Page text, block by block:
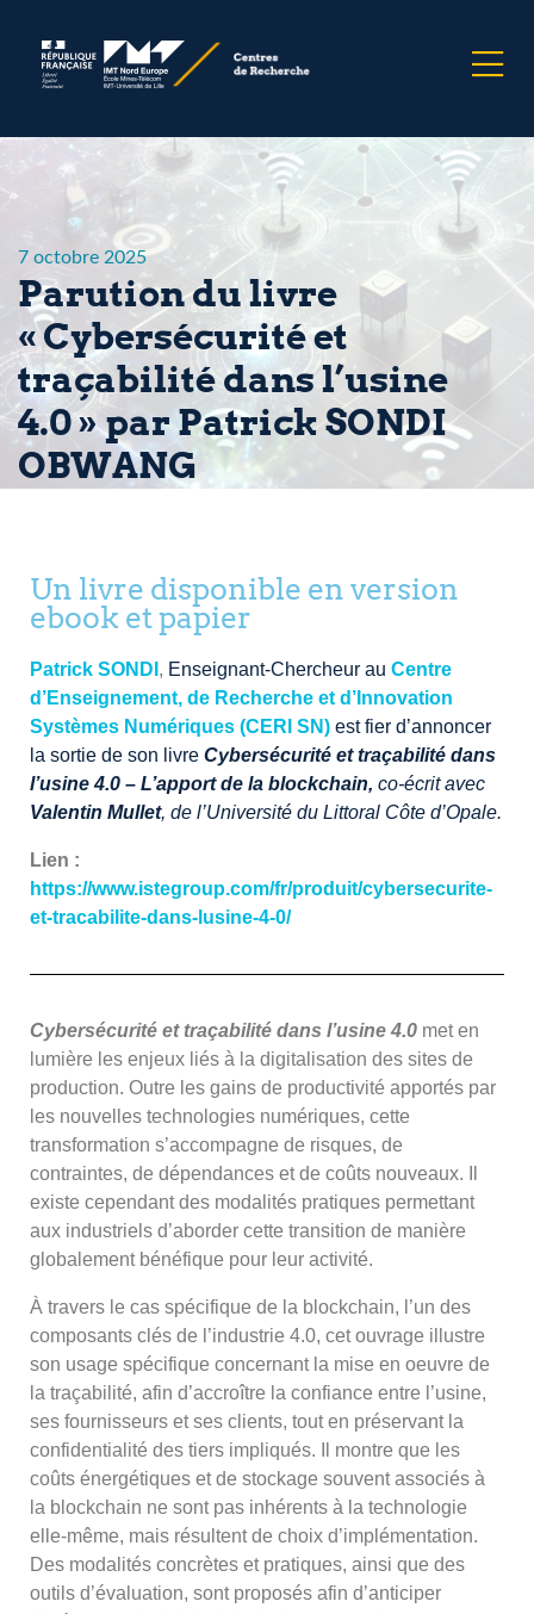
7 octobre 2025
Parution du livre
« Cybersécurité et
traçabilité dans l’usine
4.0 » par Patrick SONDI
OBWANG
Un livre disponible en version
ebook et papier
Patrick SONDI , Enseignant-Chercheur au Centre
d’Enseignement, de Recherche et d’Innovation
Systèmes Numériques (CERI SN) est fier d’annoncer
la sortie de son livre Cybersécurité ettraçabilité dans
l’usine 4.0 – L’apport de la blockchain, co-écrit avec
Valentin Mullet, de l’Université du Littoral Côte d’Opale.
Lien :
https://www.istegroup.com/fr/produit/cybersecurite-
et-tracabilite-dans-lusine-4-0/
Cybersécurité et traçabilité dans l’usine 4.0 met en
lumière les enjeux liés à la digitalisation des sites de
production. Outre les gains de productivité apportés par
les nouvelles technologies numériques, cette
transformation s’accompagne de risques, de
contraintes, de dépendances et de coûts nouveaux. Il
existe cependant des modalités pratiques permettant
aux industriels d’aborder cette transition de manière
globalement bénéfique pour leur activité.
À travers le cas spécifique de la blockchain, l’un des
composants clés de l’industrie 4.0, cet ouvrage illustre
son usage spécifique concernant la mise en oeuvre de
la traçabilité, afin d’accroître la confiance entre l’usine,
ses fournisseurs et ses clients, tout en préservant la
confidentialité des tiers impliqués. Il montre que les
coûts énergétiques et de stockage souvent associés à
la blockchain ne sont pas inhérents à la technologie
elle-même, mais résultent de choix d’implémentation.
Des modalités concrètes et pratiques, ainsi que des
outils d’évaluation, sont proposés afin d’anticiper